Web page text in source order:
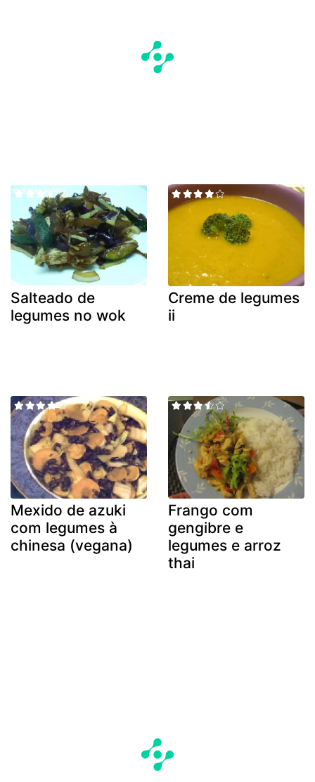
Salteado de
legumes no wok
Creme de legumes
ii
Mexido de azuki
com legumes à
chinesa (vegana)
Frango com
gengibre e
legumes e arroz
thai